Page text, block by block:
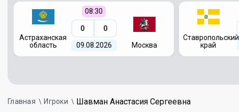
Астраханская
область
08:30
0 0
09.08.2026 Москва
Ставропольский
край
Главная Игроки Шавман Анастасия Сергеевна